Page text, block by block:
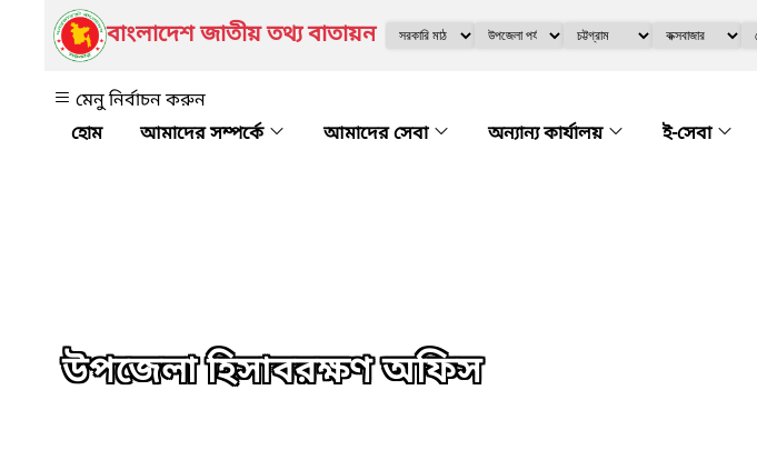
বাংলাদেশ জাতীয় তথ্য বাতায়ন
মেনু নির্বাচন করুন
আমাদের সম্পর্কে
আমাদের সেবা অন্যান্য কার্যালয় ই-সেবা
উপজেলা হিসাবরক্ষণ অফিস